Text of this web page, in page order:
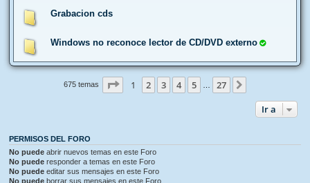
Grabacion cds
Windows no reconoce lector de CD/DVD externo
675 temas Página de 27
1 2 3 4 5 27
Ir a
PERMISOS DEL FORO
No puede abrir nuevos temas en este Foro
No puede responder a temas en este Foro
No puede editar sus mensajes en este Foro
No puede borrar sus mensajes en este Foro